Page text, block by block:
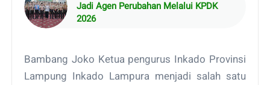
Jadi Agen Perubahan Melalui KPDK
2026
Bambang Joko Ketua pengurus Inkado Provinsi
Lampung Inkado Lampura menjadi salah satu